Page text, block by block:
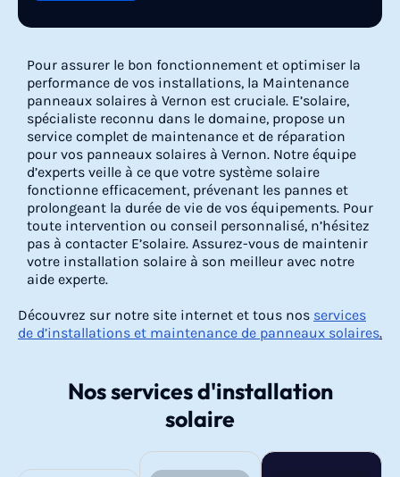
Pour assurer le bon fonctionnement et optimiser la
performance de vos installations, la Maintenance
panneaux solaires à Vernon est cruciale. E’solaire,
spécialiste reconnu dans le domaine, propose un
service complet de maintenance et de réparation
pour vos panneaux solaires à Vernon. Notre équipe
d’experts veille à ce que votre système solaire
fonctionne efficacement, prévenant les pannes et
prolongeant la durée de vie de vos équipements. Pour
toute intervention ou conseil personnalisé, n’hésitez
pas à contacter E’solaire. Assurez-vous de maintenir
votre installation solaire à son meilleur avec notre
aide experte.
Découvrez sur notre site internet et tous nos services
de d’installations et maintenance de panneaux solaires.
Nos services d'installation
solaire